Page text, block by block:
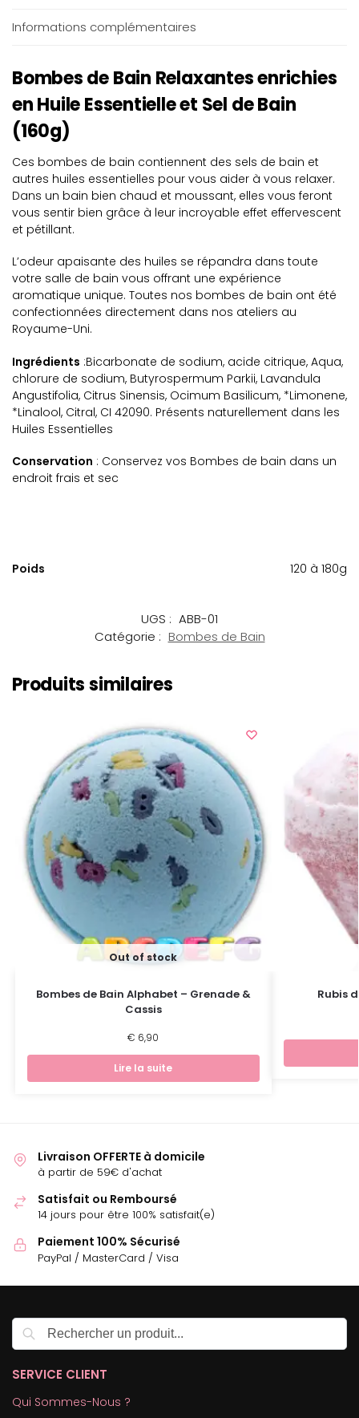
Informations complémentaires
Bombes de Bain Relaxantes enrichies
en Huile Essentielle et Sel de Bain
(160g)
Ces bombes de bain contiennent des sels de bain et
autres huiles essentielles pour vous aider à vous relaxer.
Dans un bain bien chaud et moussant, elles vous feront
vous sentir bien grâce à leur incroyable effet effervescent
et pétillant.
L’odeur apaisante des huiles se répandra dans toute
votre salle de bain vous offrant une expérience
aromatique unique. Toutes nos bombes de bain ont été
confectionnées directement dans nos ateliers au
Royaume-Uni.
Ingrédients :Bicarbonate de sodium, acide citrique, Aqua,
chlorure de sodium, Butyrospermum Parkii, Lavandula
Angustifolia, Citrus Sinensis, Ocimum Basilicum, *Limonene,
*Linalool, Citral, CI 42090. Présents naturellement dans les
Huiles Essentielles
Conservation : Conservez vos Bombes de bain dans un
endroit frais et sec
Poids 120 à 180g
UGS : ABB-01
Catégorie : Bombes de Bain
Produits similaires
Out of stock
Bombes de Bain Alphabet – Grenade &
Cassis
€ 6,90
Lire la suite
Rubis
Livraison OFFERTE à domicile
à partir de 59€ d'achat
Satisfait ou Remboursé
14 jours pour être 100% satisfait(e)
Paiement 100% Sécurisé
PayPal / MasterCard / Visa
SERVICE CLIENT
Qui Sommes-Nous ?